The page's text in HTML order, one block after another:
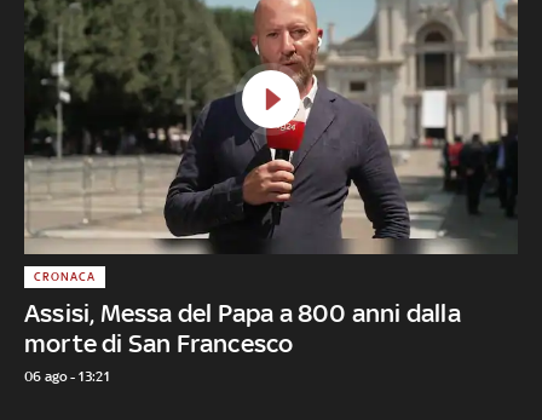
Assisi, Messa del Papa a 800 anni dalla
morte di San Francesco
CRONACA
06 ago - 13:21